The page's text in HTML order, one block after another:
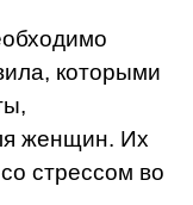
которыми
женщин. Их
стрессом во